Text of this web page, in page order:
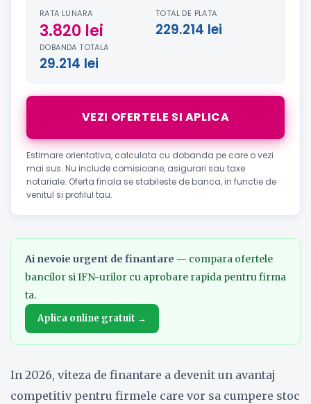
RATA LUNARA
3.820 lei
TOTAL DE PLATA
229.214 lei
DOBANDA TOTALA
29.214 lei
VEZI OFERTELE SI APLICA
Estimare orientativa, calculata cu dobanda pe care o vezi
mai sus. Nu include comisioane, asigurari sau taxe
notariale. Oferta finala se stabileste de banca, in functie de
venitul si profilul tau.
Ai nevoie urgent de finantare — compara ofertele
bancilor si IFN-urilor cu aprobare rapida pentru firma
ta.
Aplica online gratuit →
In 2026, viteza de finantare a devenit un avantaj
competitiv pentru firmele care vor sa cumpere stoc